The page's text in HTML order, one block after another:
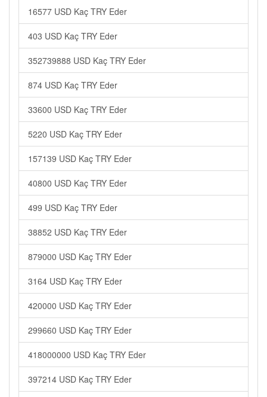
16577 USD Kaç TRY Eder
403 USD Kaç TRY Eder
352739888 USD Kaç TRY Eder
874 USD Kaç TRY Eder
33600 USD Kaç TRY Eder
5220 USD Kaç TRY Eder
157139 USD Kaç TRY Eder
40800 USD Kaç TRY Eder
499 USD Kaç TRY Eder
38852 USD Kaç TRY Eder
879000 USD Kaç TRY Eder
3164 USD Kaç TRY Eder
420000 USD Kaç TRY Eder
299660 USD Kaç TRY Eder
418000000 USD Kaç TRY Eder
397214 USD Kaç TRY Eder